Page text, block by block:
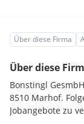
Über diese Firma
Über diese
Bonstingl
8510 Marhof.
Jobangebote zu